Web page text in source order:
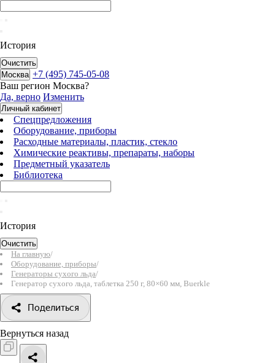
История
Очистить
Москва +7 (495) 745-05-08
Ваш регион Москва?
Да, верно Изменить
Личный кабинет
Спецпредложения
Оборудование, приборы
Расходные материалы, пластик, стекло
Химические реактивы, препараты, наборы
Предметный указатель
Библиотека
История
Очистить
На главную/
Оборудование, приборы/
Генераторы сухого льда/
Генератор сухого льда, таблетка 250 г, 80×60 мм, Buerkle
Поделиться
Вернуться назад